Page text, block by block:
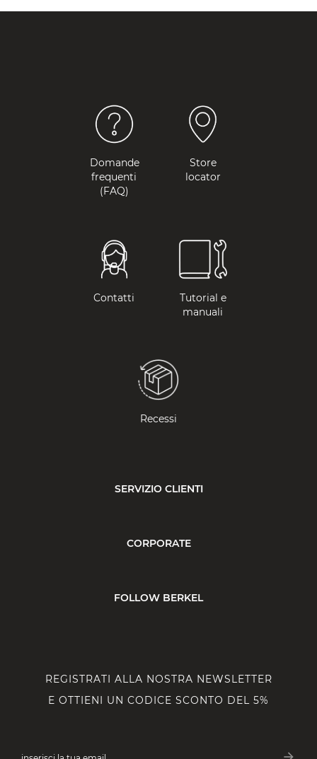
Domande
frequenti
(FAQ)
Store
locator
Contatti
Tutorial e
manuali
Recessi
SERVIZIO CLIENTI
CORPORATE
FOLLOW BERKEL
REGISTRATI ALLA NOSTRA NEWSLETTER
E OTTIENI UN CODICE SCONTO DEL 5%